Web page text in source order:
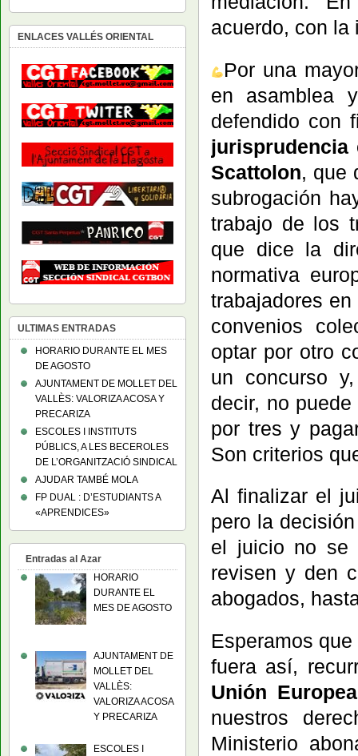
acuerdo, con la
Por una
en asamblea
defendido con
jurisprudencia
Scattolon, que
subrogación
trabajo de los
que dice la
normativa
trabajadores
convenios
optar por otro
un concurso
decir, no
por tres y
Son criterios
Al finalizar el
pero la
el juicio no se
revisen y den
abogados,
Esperamos
fuera así,
Unión
nuestros
Ministerio
ENLACES VALLÉS ORIENTAL
ULTIMAS ENTRADAS
HORARIO DURANTE EL MES
DE AGOSTO
AJUNTAMENT DE MOLLET DEL
VALLÈS: VALORIZA ACOSA Y
PRECARIZA
ESCOLES I INSTITUTS
PÚBLICS, A LES BECEROLES
DE L’ORGANITZACIÓ SINDICAL
AJUDAR TAMBÉ MOLA
FP DUAL : D’ESTUDIANTS A
«APRENDICES»
Entradas al Azar
HORARIO
DURANTE EL
MES DE AGOSTO
AJUNTAMENT DE
MOLLET DEL
VALLÈS:
VALORIZA ACOSA
Y PRECARIZA
ESCOLES I